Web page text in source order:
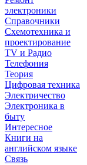
электроники
Справочники
Схемотехника и
проектирование
TV и Радио
Телефония
Теория
Цифровая техника
Электричество
Электроника в
быту
Интересное
Книги на
английском языке
Связь